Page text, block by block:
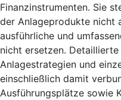
Finanzinstrumenten. Sie
der Anlageprodukte nicht
ausführliche und
nicht ersetzen.
Anlagestrategien und
einschließlich damit
Ausführungsplätze sowie